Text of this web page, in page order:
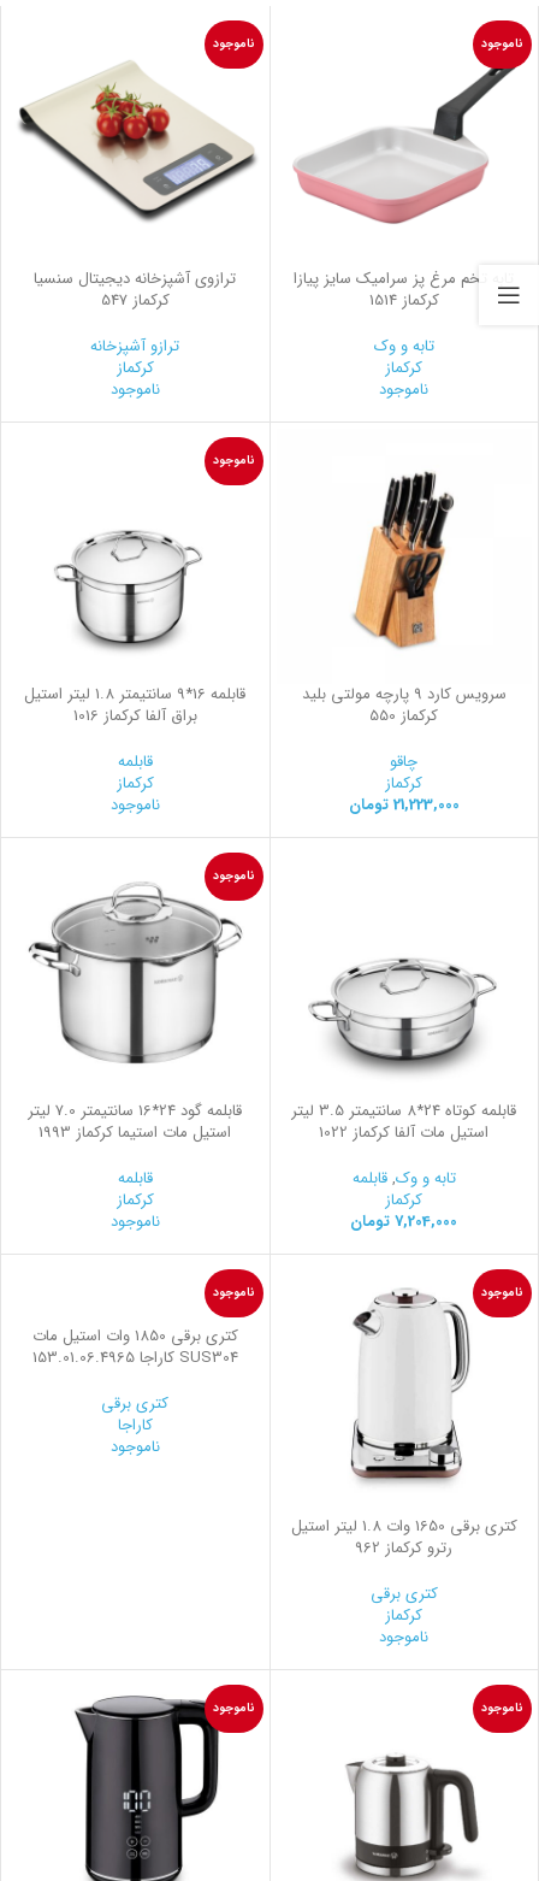
ناموجود
تابه تخم مرغ پز سرامیک سایز پیازا
کرکماز 1514
تابه و وک
کرکماز
ناموجود
ناموجود
ترازوی آشپزخانه دیجیتال سنسیا
کرکماز 547
ترازو آشپزخانه
کرکماز
ناموجود
سرویس کارد 9 پارچه مولتی بلید
کرکماز 550
چاقو
کرکماز
21,223,000 تومان
ناموجود
قابلمه 16*9 سانتیمتر 1.8 لیتر استیل
براق آلفا کرکماز 1016
قابلمه
کرکماز
ناموجود
قابلمه کوتاه 24*8 سانتیمتر 3.5 لیتر
استیل مات آلفا کرکماز 1022
تابه و وک,قابلمه
کرکماز
7,204,000 تومان
ناموجود
قابلمه گود 24*16 سانتیمتر 7.0 لیتر
استیل مات استیما کرکماز 1993
قابلمه
کرکماز
ناموجود
ناموجود
کتری برقی 1650 وات 1.8 لیتر استیل
رترو کرکماز 962
کتری برقی
کرکماز
ناموجود
ناموجود
کتری برقی 1850 وات استیل مات
SUS304 کاراجا 153.01.06.4965
کتری برقی
کاراجا
ناموجود
ناموجود ناموجود